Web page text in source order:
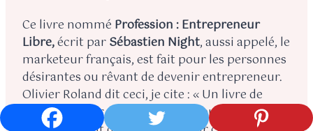
Ce livre nommé Profession : Entrepreneur
Libre,écrit parSébastien Night, aussi appelé, le
marketeur français, est fait pour les personnes
désirantes ou rêvant de devenir entrepreneur.
Olivier Roland dit ceci, je cite : « Un livre de
référence clair et passionnant pour tous ceux